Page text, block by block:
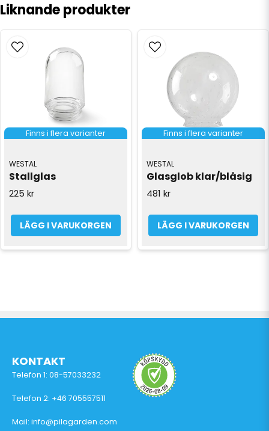
Liknande produkter
Finns i flera varianter
WESTAL
Stallglas
225 kr
LÄGG I VARUKORGEN
Finns i flera varianter
WESTAL
Glasglob klar/blåsig
481 kr
LÄGG I VARUKORGEN
KONTAKT
Telefon 1: 08-57033232
Telefon 2: +46 705557511
Mail: info@pilagarden.com